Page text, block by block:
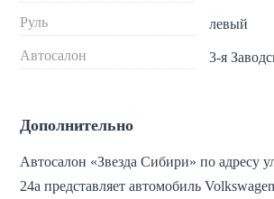
Руль левый
Автосалон 3-я
Дополнительно
Автосалон «Звезда Сибири» по адресу
24а представляет автомобиль